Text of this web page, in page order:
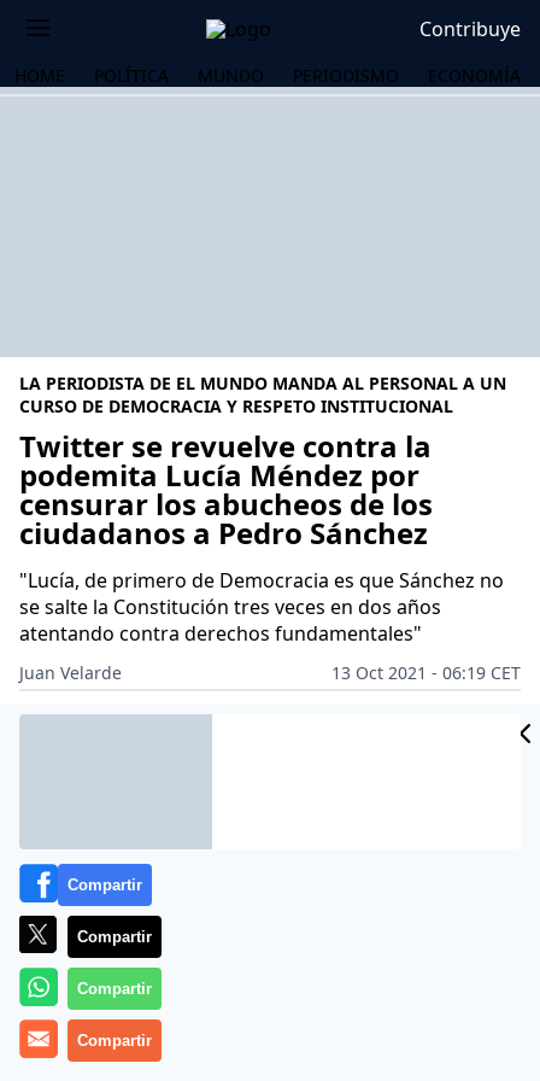
Contribuye
HOME POLÍTICA MUNDO PERIODISMO ECONOMÍA
LA PERIODISTA DE EL MUNDO MANDA AL PERSONAL A UN
CURSO DE DEMOCRACIA Y RESPETO INSTITUCIONAL
Twitter se revuelve contra la
podemita Lucía Méndez por
censurar los abucheos de los
ciudadanos a Pedro Sánchez
"Lucía, de primero de Democracia es que Sánchez no
se salte la Constitución tres veces en dos años
atentando contra derechos fundamentales"
Juan Velarde
13 Oct 2021 - 06:19 CET
Archivado en: GOBIERNO
Compartir
Compartir
Compartir
Compartir